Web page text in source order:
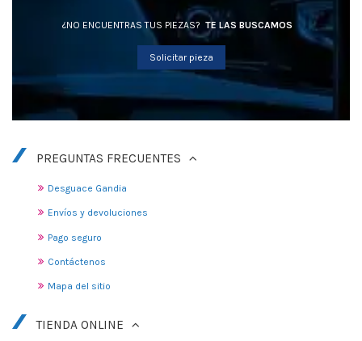
¿NO ENCUENTRAS TUS PIEZAS? TE LAS BUSCAMOS
Solicitar pieza
PREGUNTAS FRECUENTES
Desguace Gandia
Envíos y devoluciones
Pago seguro
Contáctenos
Mapa del sitio
TIENDA ONLINE